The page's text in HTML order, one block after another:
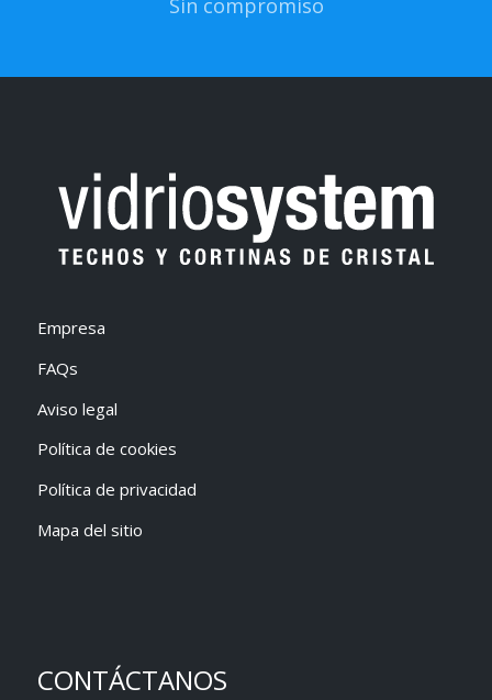
Sin compromiso
Empresa
FAQs
Aviso legal
Política de cookies
Política de privacidad
Mapa del sitio
CONTÁCTANOS